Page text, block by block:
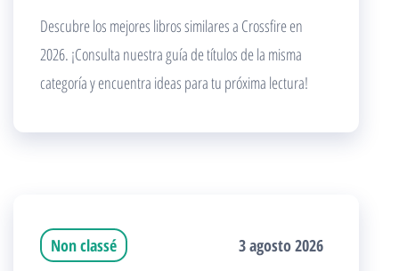
Descubre los mejores libros similares a Crossfire en
2026. ¡Consulta nuestra guía de títulos de la misma
categoría y encuentra ideas para tu próxima lectura!
Non classé 3 agosto 2026